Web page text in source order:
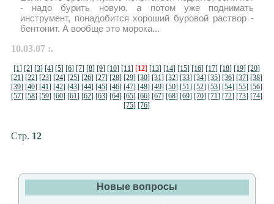
- надо бурить новую, а потом уже поднимать
инструмент, понадобится хороший буровой раствор -
бентонит. А вообще это морока...
10.03.07 :.
[1] [2] [3] [4] [5] [6] [7] [8] [9] [10] [11] [12] [13] [14] [15] [16] [17] [18] [19] [20]
[21] [22] [23] [24] [25] [26] [27] [28] [29] [30] [31] [32] [33] [34] [35] [36] [37] [38]
[39] [40] [41] [42] [43] [44] [45] [46] [47] [48] [49] [50] [51] [52] [53] [54] [55] [56]
[57] [58] [59] [60] [61] [62] [63] [64] [65] [66] [67] [68] [69] [70] [71] [72] [73] [74]
[75] [76]
Стр. 12
Новые вопросы